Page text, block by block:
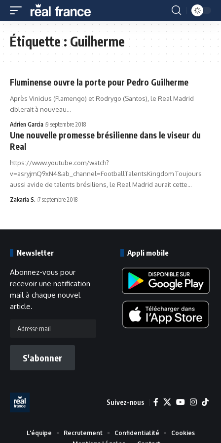
Étiquette :Guilherme
Fluminense ouvre la porte pour Pedro Guilherme
Après Vinicius (Flamengo) et Rodrygo (Santos), le Real Madrid
ciblerait à nouveau…
Adrien Garcia 9 septembre 2018
Une nouvelle promesse brésilienne dans le viseur du
Real
https://www.youtube.com/watch?
v=asryjmQ9xN4&ab_channel=FootballTalentsKingdom Toujours
aussi avide de talents brésiliens, le Real Madrid aurait cette…
Zakaria S. 7 septembre 2018
Newsletter
Abonnez-vous pour
recevoir une notification
mail à chaque nouvel
article.
mail
S'abonner
Appli mobile
Suivez-nous
L'équipe Recrutement Confidentialité
Cookies